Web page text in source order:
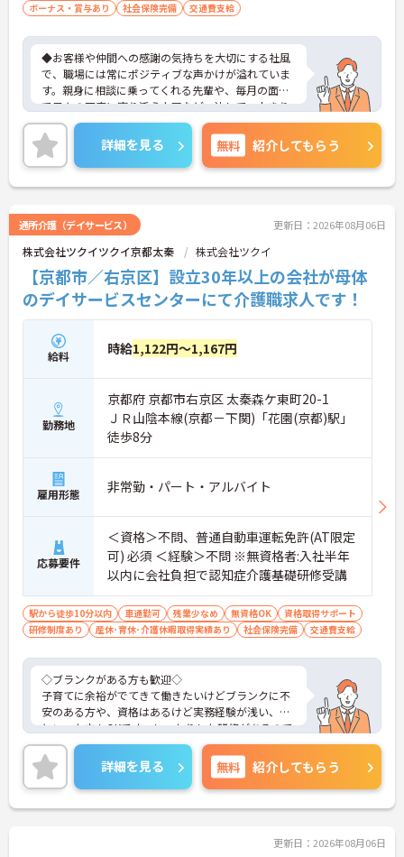
ボーナス・賞与あり
社会保険完備 交通費支給
◆お客様や仲間への感謝の気持ちを大切にする社風
で、職場には常にポジティブな声かけが溢れていま
す。親身に相談に乗ってくれる先輩や、毎月の面談
で日々の不安に寄り添う上司など、決して一人きり
にさせないフォロー体制が万全。心理的安全性が高
く、中途入社でも自然と馴染める職場です。
◆無資格からでもプロフェッショナルを目指せる
「資格取得支援制度」を完備しています。初任者研
修から国家資格である介護福祉士まで、現場での実
けて資格取得に挑戦できます。
◆法人独自の介護技術認定制度「ケアマイスター」
により、身につけたスキルを5段階でしっかり評価
し手当で還元。さらに「目標管理シート」を用いた
月1回の上司との面談があり、一人ひとりの不安や
目標に寄り添う手厚いフォロー体制が整っていま
す。
詳細を見る 無料 紹介してもらう
通所介護（デイサービス） 更新日：2026年08月06日
株式会社ツクイツクイ京都太秦 株式会社ツクイ
【京都市／右京区】設立30年以上の会社が母体
のデイサービスセンターにて介護職求人です！
給料 時給1,122円～1,167円
勤務地
京都府 京都市右京区 太秦森ケ東町20-1
ＪＲ山陰本線(京都－下関)「花園(京都)駅」
徒歩8分
雇用形態 非常勤・パート・アルバイト
応募要件
＜資格＞不問、普通自動車運転免許(AT限定
可) 必須 ＜経験＞不問 ※無資格者:入社半年
以内に会社負担で認知症介護基礎研修受講
駅から徒歩10分以内 車通勤可 残業少なめ 無資格OK
資格取得サポート
研修制度あり
産休･育休･介護休暇取得実績あり 社会保険完備 交通費支給
◇ブランクがある方も歓迎◇
子育てに余裕がでてきて働きたいけどブランクに不
安のある方や、資格はあるけど実務経験が浅い、、
といった方もOKです。しっかりした研修があるので
心配はいりません！
待遇も充実！充実交通費あり・社保完備・休暇制度
…etc.働きやすい環境です。
詳細を見る 無料 紹介してもらう
更新日：2026年08月06日